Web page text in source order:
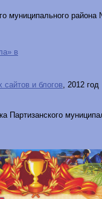
муниципального района
в
и блогов, 2012 год